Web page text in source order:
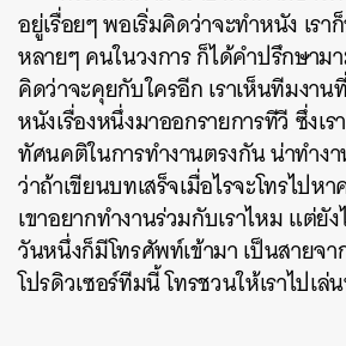
อยู่เรื่อยๆ พอเริ่มคิดว่าจะทำหนัง เร
หลายๆ คนในวงการ ก็ได้คำปรึกษาม
คิดว่าจะคุยกับใครอีก เราเห็นทีมงาน
หนังเรื่องหนึ่งมาออกรายการทีวี ซึ่งเ
ทัศนคติในการทำงานตรงกัน น่าทำง
ว่าถ้าเขียนบทเสร็จเมื่อไรจะโทรไปห
เขาอยากทำงานร่วมกับเราไหม แต่ยั
วันหนึ่งก็มีโทรศัพท์เข้ามา เป็นสายจ
โปรดิวเซอร์ทีมนี้ โทรชวนให้เราไปเ